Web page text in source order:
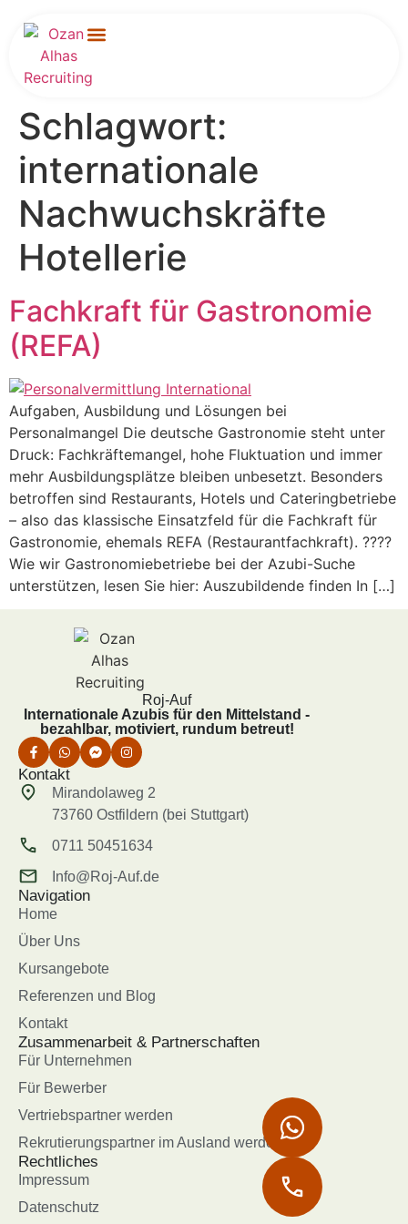
Schlagwort:
internationale
Nachwuchskräfte
Hotellerie
Fachkraft für Gastronomie
(REFA)
Aufgaben, Ausbildung und Lösungen bei
Personalmangel Die deutsche Gastronomie steht unter
Druck: Fachkräftemangel, hohe Fluktuation und immer
mehr Ausbildungsplätze bleiben unbesetzt. Besonders
betroffen sind Restaurants, Hotels und Cateringbetriebe
– also das klassische Einsatzfeld für die Fachkraft für
Gastronomie, ehemals REFA (Restaurantfachkraft). ????
Wie wir Gastronomiebetriebe bei der Azubi-Suche
unterstützen, lesen Sie hier: Auszubildende finden In […]
Roj-Auf
Internationale Azubis für den Mittelstand -
bezahlbar, motiviert, rundum betreut!
Kontakt
Mirandolaweg 2
73760 Ostfildern (bei Stuttgart)
0711 50451634
Info@Roj-Auf.de
Navigation
Home
Über Uns
Kursangebote
Referenzen und Blog
Kontakt
Zusammenarbeit & Partnerschaften
Für Unternehmen
Für Bewerber
Vertriebspartner werden
Rekrutierungspartner im Ausland werden
Rechtliches
Impressum
Datenschutz